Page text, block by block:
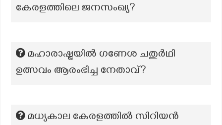
കേരളത്തിലെ ജനസംഖ്യ?
മഹാരാഷ്ട്രയിൽ ഗണേശ ചതുർഥി
ഉത്സവം ആരംഭിച്ച നേതാവ്?
മധ്യകാല കേരളത്തിൽ സിറിയൻ